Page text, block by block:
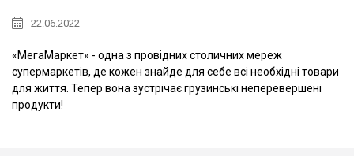
22.06.2022
«МегаМаркет» - одна з провідних столичних мереж
супермаркетів, де кожен знайде для себе всі необхідні товари
для життя. Тепер вона зустрічає грузинські неперевершені
продукти!